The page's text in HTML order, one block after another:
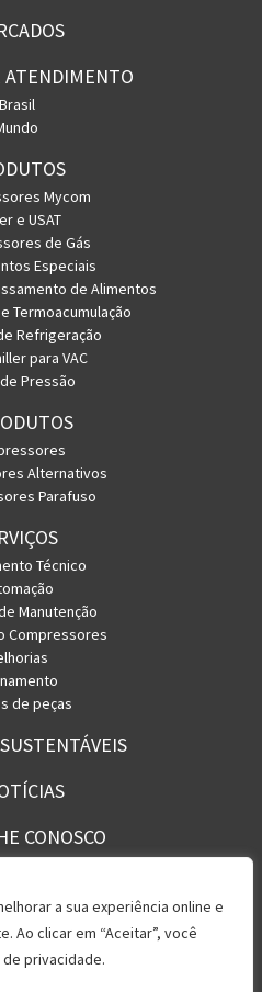
a sua experiência online e
Ao clicar em “Aceitar”, você
privacidade.
ATENDIMENTO
Brasil
Mycom
e USAT
de Gás
Especiais
de Alimentos
Termoacumulação
Refrigeração
para VAC
Pressão
Alternativos
Parafuso
Técnico
Manutenção
Compressores
de peças
CONOSCO